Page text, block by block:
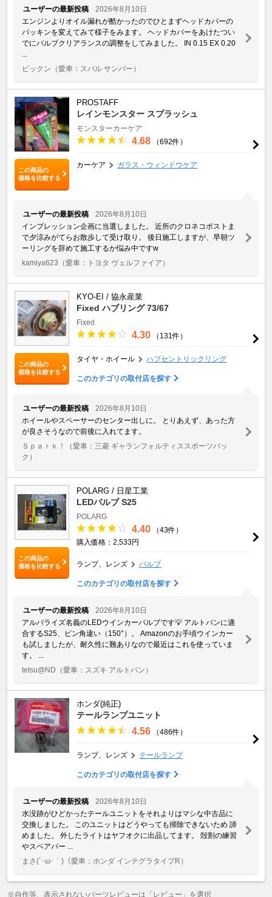
ユーザーの最新投稿
2026年8月10日
エンジンよりオイル漏れが酷かったのでひとまずヘッドカバーの
パッキンを変えてみて様子をみます。 ヘッドカバーをあけたつい
でにバルブクリアランスの調整をしてみました。 IN 0.15 EX 0.20
ビックン （愛車：スバル サンバー）
この商品の
価格を比較する
PROSTAFF
レインモンスター スプラッシュ
モンスターカーケア
4.68 （692件）
カーケア ガラス・ウィンドウケア
ユーザーの最新投稿
2026年8月10日
インプレッション企画に当選しました。 近所のクロネコポストま
で夕涼みがてらお散歩して受け取り。 後日施工しますが、早朝ツ
ーリングを辞めて施工するか悩み中ですw
kamiya623 （愛車：トヨタ ヴェルファイア）
この商品の
価格を比較する
KYO-EI / 協永産業
Fixed ハブリング 73/67
Fixed
4.30 （131件）
タイヤ・ホイール ハブセントリックリング
このカテゴリの取付店を探す
ユーザーの最新投稿
2026年8月10日
ホイールやスペーサーのセンター出しに。 とりあえず、あった方
が良さそうなので前後に入れてます。
Ｓｐａｒｋ！
（愛車：三菱 ギャランフォルティススポーツバッ
ク）
この商品の
価格を比較する
POLARG / 日星工業
LEDバルブ S25
POLARG
4.40
（43件）
購入価格：2,533円
ランプ、レンズ バルブ
このカテゴリの取付店を探す
ユーザーの最新投稿
2026年8月10日
アルバライズ名義のLEDウインカーバルブです💡 アルトバンに適
合するS25、ピン角違い（150°）。 Amazonのお手頃ウインカー
も試しましたが、耐久性に難ありなので最近はこれを使っていま
す。 ...
tetsu@ND （愛車：スズキ アルトバン）
ホンダ(純正)
テールランプユニット
4.56 （486件）
ランプ、レンズ テールランプ
このカテゴリの取付店を探す
ユーザーの最新投稿
2026年8月10日
水没跡がひどかったテールユニットをそれよりはマシな中古品に
交換しました。 このユニットはどうやっても掃除できないため 諦
めました。 外したライトはヤフオクに出品してます。 殻割の練習
やスペアパー ...
まさ(´･ω･｀) （愛車：ホンダ インテグラタイプR）
※自作等、表示されないパーツレビューは「レビュー」を選択